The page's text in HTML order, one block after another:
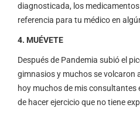
diagnosticada, los
referencia para tu médico en
4. MUÉVETE
Después de Pandemia subió el
gimnasios y muchos se volcaron
hoy muchos de mis
de hacer ejercicio que no tiene